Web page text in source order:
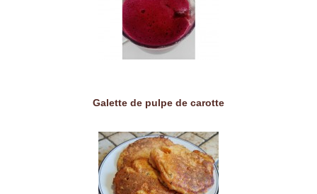
Galette de pulpe de carotte